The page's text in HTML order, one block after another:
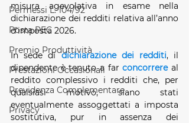
Permessi L. 104/92
Posta PEC
Premio Produttività
Prestazioni Occasionali
Previdenza Complementare
Privacy
misura agevolativa in esame nella
dichiarazione dei redditi relativa all’anno
d’imposta 2026.
In sede di dichiarazione dei redditi, il
dipendente è tenuto a far concorrere al
reddito complessivo i redditi che, per
qualsiasi motivo, siano stati
eventualmente assoggettati a imposta
sostitutiva, pur in assenza dei